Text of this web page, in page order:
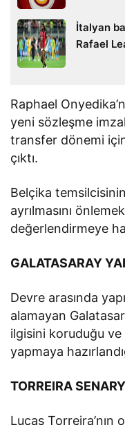
İtalyan
Rafael
Raphael
yeni sözleşme
transfer dönemi
çıktı.
Belçika
ayrılmasını
değerlendirmeye
GALATASARAY
Devre arasında
alamayan
ilgisini koruduğu
yapmaya
TORREIRA
Lucas Torreira’nın